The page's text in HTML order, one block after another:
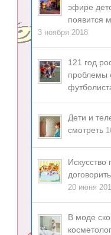
эфире
появится
3 ноября 2018
121 год
проблемы
Дети и
смотреть
Искусство
20 июня
В моде